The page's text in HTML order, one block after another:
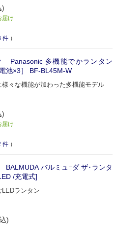
)
届け
件 ）
Panasonic 多機能でかランタン
池×3］ BF-BL45M-W
々な機能が加わった多機能モデル
)
届け
件 ）
バルミュｰダ ザ･ランタ
/充電式]
ランタン
)